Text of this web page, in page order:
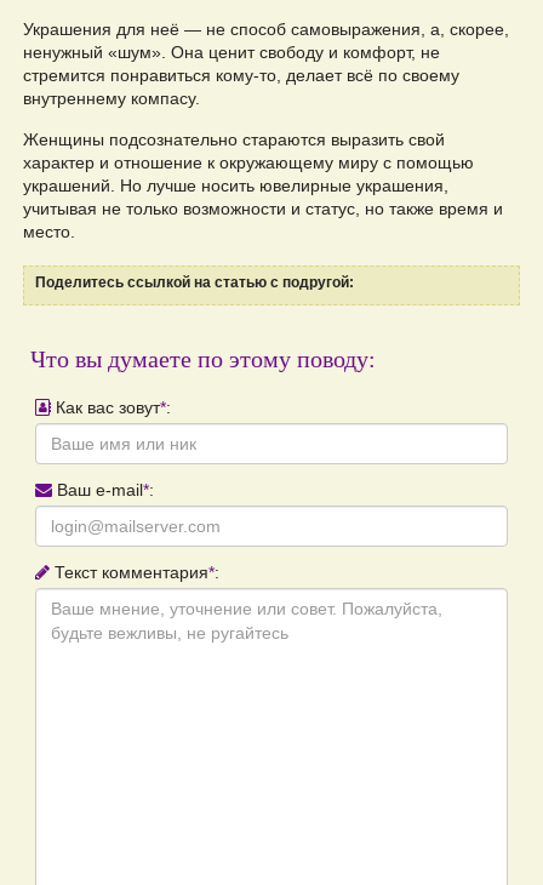
Украшения для неё — не способ самовыражения, а, скорее,
ненужный «шум». Она ценит свободу и комфорт, не
стремится понравиться кому-то, делает всё по своему
внутреннему компасу.
Женщины подсознательно стараются выразить свой
характер и отношение к окружающему миру с помощью
украшений. Но лучше носить ювелирные украшения,
учитывая не только возможности и статус, но также время и
место.
Поделитесь ссылкой на статью с подругой:
Что вы думаете по этому поводу:
Как вас зовут*:
Ваш e-mail*:
Текст комментария*: